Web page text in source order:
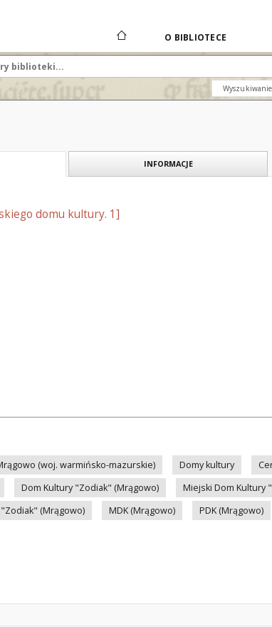
O BIBLIOTECE
INFORMACJE
domu kultury. 1]
(woj. warmińsko-mazurskie) Domy kultury
Dom Kultury "Zodiak" (Mrągowo)
Miejski Dom Kultury
(Mrągowo)
MDK (Mrągowo) PDK (Mrągowo)